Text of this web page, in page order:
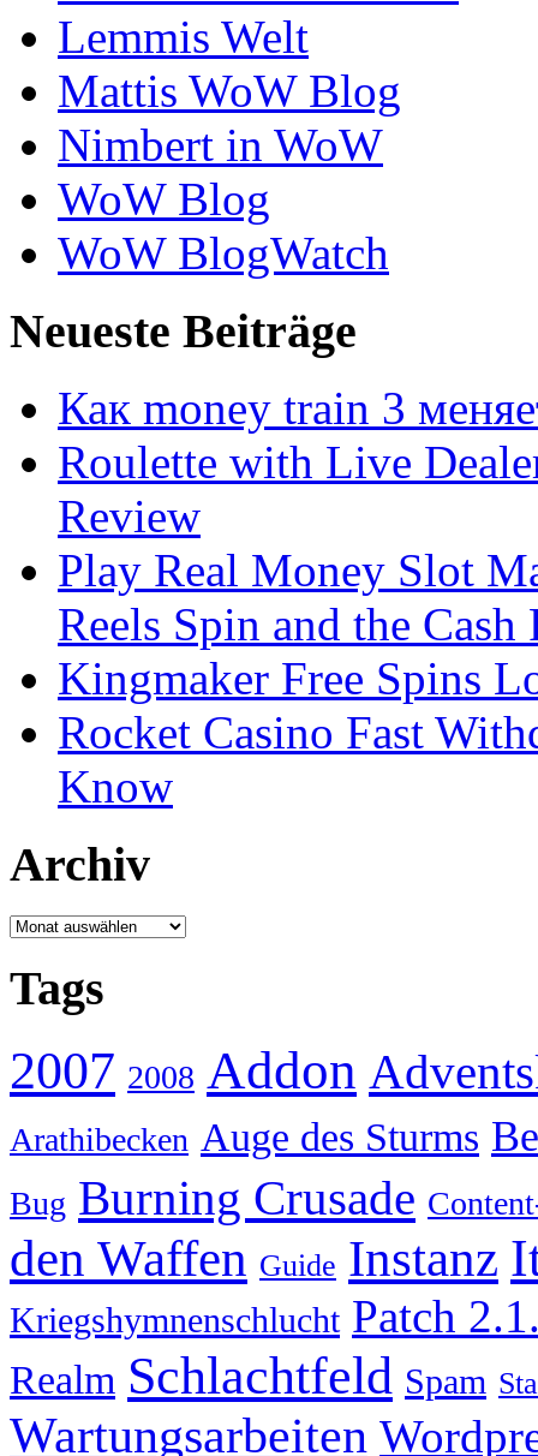
Lemmis Welt
Mattis WoW Blog
Nimbert in WoW
WoW Blog
WoW BlogWatch
Neueste Beiträge
Как money train 3
Roulette with Live
Review
Play Real Money Slot
Reels Spin and the Cash
Kingmaker Free Spins
Rocket Casino Fast
Know
Archiv
Archiv
Tags
2007 2008 Addon
Arathibecken Auge des Sturms
Bug Burning Crusade
den Waffen Guide Instanz
Kriegshymnenschlucht Patch
Realm Schlachtfeld Spam
Wartungsarbeiten